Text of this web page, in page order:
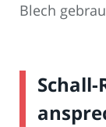
Blech